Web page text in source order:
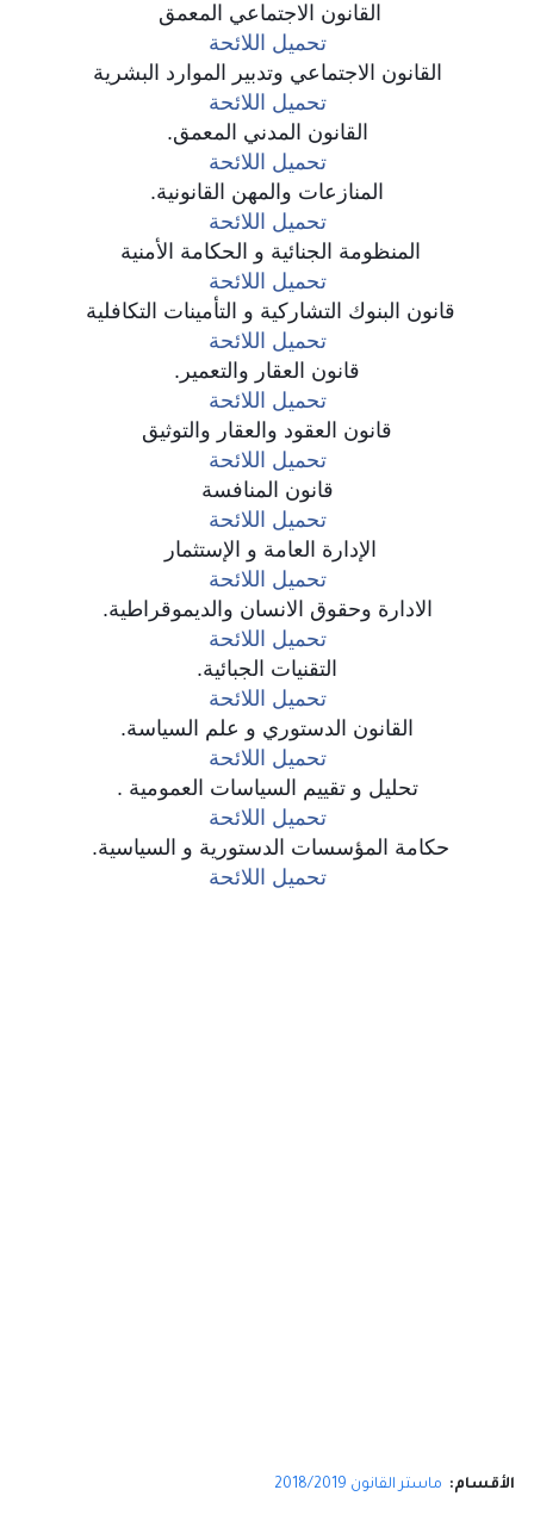
القانون الاجتماعي المعمق
تحميل اللائحة
القانون الاجتماعي وتدبير الموارد البشرية
تحميل اللائحة
القانون المدني المعمق.
تحميل اللائحة
المنازعات والمهن القانونية.
تحميل اللائحة
المنظومة الجنائية و الحكامة الأمنية
تحميل اللائحة
قانون البنوك التشاركية و التأمينات التكافلية
تحميل اللائحة
قانون العقار والتعمير.
تحميل اللائحة
قانون العقود والعقار والتوثيق
تحميل اللائحة
قانون المنافسة
تحميل اللائحة
الإدارة العامة و الإستثمار
تحميل اللائحة
الادارة وحقوق الانسان والديموقراطية.
تحميل اللائحة
التقنيات الجبائية.
تحميل اللائحة
القانون الدستوري و علم السياسة.
تحميل اللائحة
تحليل و تقييم السياسات العمومية .
تحميل اللائحة
حكامة المؤسسات الدستورية و السياسية.
تحميل اللائحة
الأقسام: ماستر القانون 2018/2019